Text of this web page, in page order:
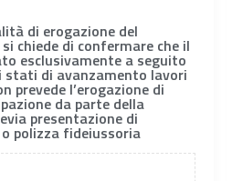
di erogazione del
chiede di confermare che il
esclusivamente a seguito
stati di avanzamento lavori
prevede l’erogazione di
da parte della
presentazione di
polizza fideiussoria